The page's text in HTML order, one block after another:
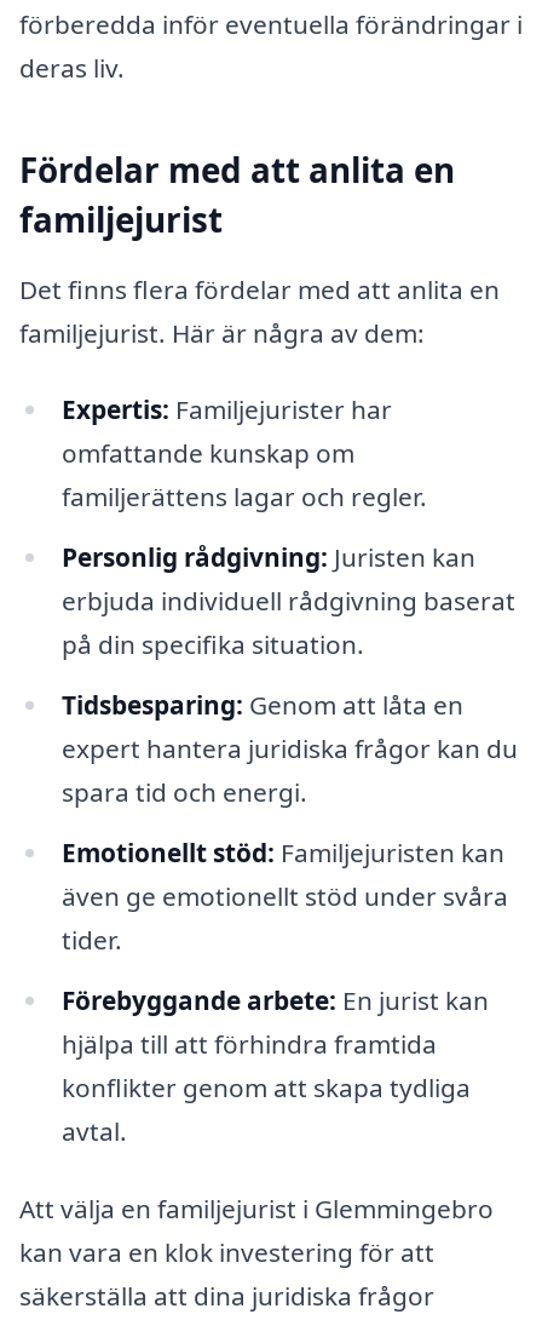
förberedda inför eventuella förändringar i
deras liv.
Fördelar med att anlita en
familjejurist
Det finns flera fördelar med att anlita en
familjejurist. Här är några av dem:
Expertis: Familjejurister har
omfattande kunskap om
familjerättens lagar och regler.
Personlig rådgivning: Juristen kan
erbjuda individuell rådgivning baserat
på din specifika situation.
Tidsbesparing: Genom att låta en
expert hantera juridiska frågor kan du
spara tid och energi.
Emotionellt stöd: Familjejuristen kan
även ge emotionellt stöd under svåra
tider.
Förebyggande arbete: En jurist kan
hjälpa till att förhindra framtida
konflikter genom att skapa tydliga
avtal.
Att välja en familjejurist i Glemmingebro
kan vara en klok investering för att
säkerställa att dina juridiska frågor